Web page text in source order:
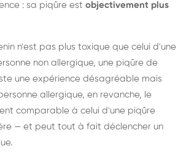
: sa piqûre est objectivement plus
n'est pas plus toxique que celui d'une
non allergique, une piqûre de
une expérience désagréable mais
allergique, en revanche, le
comparable à celui d'une piqûre
— et peut tout à fait déclencher un